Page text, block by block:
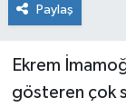
Paylaş
Ekrem
gösteren çok